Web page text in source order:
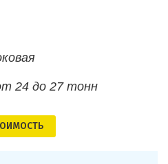
24 до 27 тонн